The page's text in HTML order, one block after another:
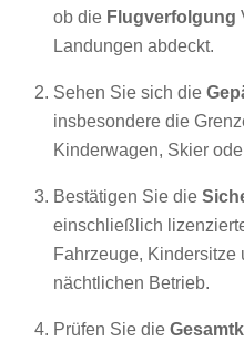
ob die Flugverfolgung
Landungen abdeckt.
Sehen Sie sich die
insbesondere die
Kinderwagen, Skier
Bestätigen Sie die
einschließlich
Fahrzeuge, Kindersitze
nächtlichen Betrieb.
Prüfen Sie die